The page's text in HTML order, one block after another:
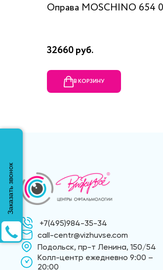
Оправа MOSCHINO 654
32660 руб.
В КОРЗИНУ
+7(495)984-35-34
call-centr@vizhuvse.com
Подольск, пр-т Ленина, 150/54
Kолл-центр ежедневно 9:00 –
20:00
Заказать звонок